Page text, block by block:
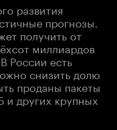
развития
прогнозы.
получить от
миллиардов
России есть
снизить долю
проданы пакеты
и других крупных